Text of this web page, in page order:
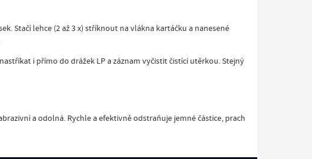
Stačí lehce (2 až 3 x) stříknout na vlákna kartáčku a nanesené
i přímo do drážek LP a záznam vyčistit čistící utěrkou. Stejný
a odolná. Rychle a efektivně odstraňuje jemné částice, prach